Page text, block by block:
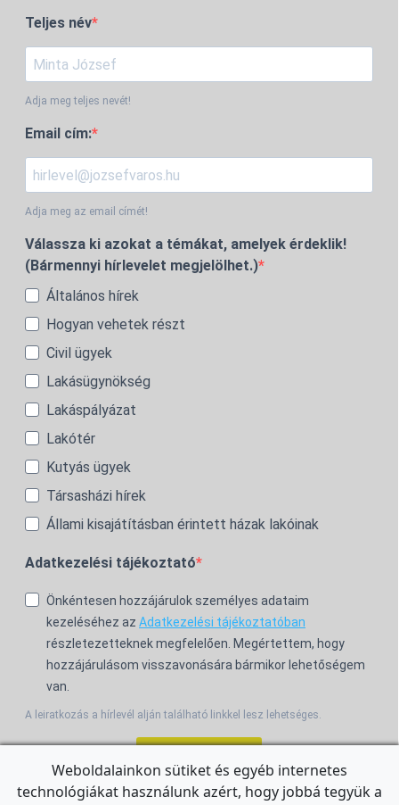
Teljes név
Adja meg teljes nevét!
Email cím:
Adja meg az email címét!
Válassza ki azokat a témákat, amelyek érdeklik!
(Bármennyi hírlevelet megjelölhet.)
Általános hírek
Hogyan vehetek részt
Civil ügyek
Lakásügynökség
Lakáspályázat
Lakótér
Kutyás ügyek
Társasházi hírek
Állami kisajátításban érintett házak lakóinak
Adatkezelési tájékoztató
Önkéntesen hozzájárulok személyes adataim
kezeléséhez az Adatkezelési tájékoztatóban
részletezetteknek megfelelően. Megértettem, hogy
hozzájárulásom visszavonására bármikor lehetőségem
van.
A leiratkozás a hírlevél alján található linkkel lesz lehetséges.
Weboldalainkon sütiket és egyéb internetes
technológiákat használunk azért, hogy jobbá tegyük a